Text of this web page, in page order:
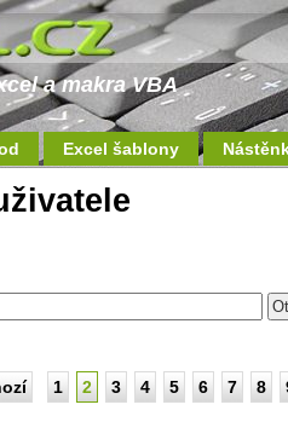
a makra VBA
Excel šablony
1 2 3 4 5 6 7 8